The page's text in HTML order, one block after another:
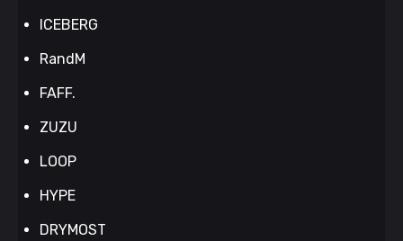
ICEBERG
RandM
FAFF.
ZUZU
LOOP
HYPE
DRYMOST